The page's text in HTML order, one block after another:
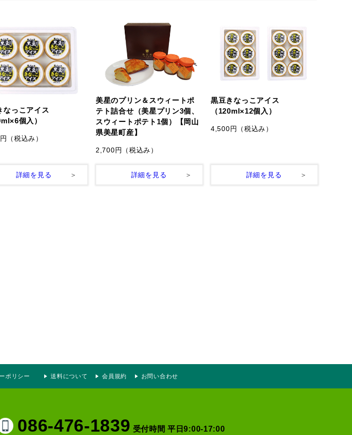
なっこアイス
個入）
（税込み）
詳細を見る
美星のプリン＆スウィートポ
テト詰合せ（美星プリン3個、
スウィートポテト1個）【岡山
県美星町産】
2,700円 （税込み）
詳細を見る
黒豆きなっこアイス
（120ml×12個入）
4,500円 （税込み）
詳細を見る
ポリシー 送料について 会員規約 お問い合わせ
086-476-1839 受付時間 平日9:00-17:00